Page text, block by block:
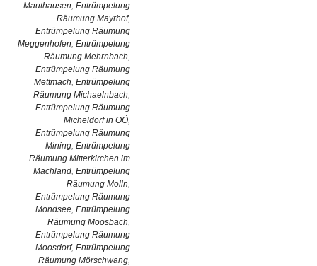
Mauthausen, Entrümpelung
Räumung Mayrhof,
Entrümpelung Räumung
Meggenhofen, Entrümpelung
Räumung Mehrnbach,
Entrümpelung Räumung
Mettmach, Entrümpelung
Räumung Michaelnbach,
Entrümpelung Räumung
Micheldorf in OÖ,
Entrümpelung Räumung
Mining, Entrümpelung
Räumung Mitterkirchen im
Machland, Entrümpelung
Räumung Molln,
Entrümpelung Räumung
Mondsee, Entrümpelung
Räumung Moosbach,
Entrümpelung Räumung
Moosdorf, Entrümpelung
Räumung Mörschwang,